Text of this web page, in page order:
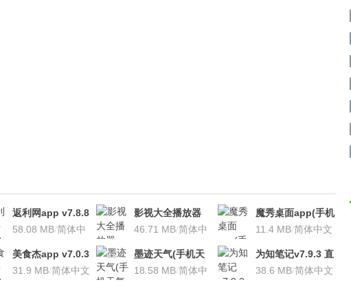
返利网app v7.8.8
安卓版
58.08 MB/简体中
影视大全播放器
v3.1.7 安卓版
46.71 MB/简体中
魔秀桌面app(手机
桌面软件)v6.8.6
11.4 MB/简体中文
美食杰app v7.0.3
安卓版
31.9 MB/简体中文
墨迹天气(手机天
气软
18.58 MB/简体中
为知笔记v7.9.3 直
装本地VIP会员版
38.6 MB/简体中文